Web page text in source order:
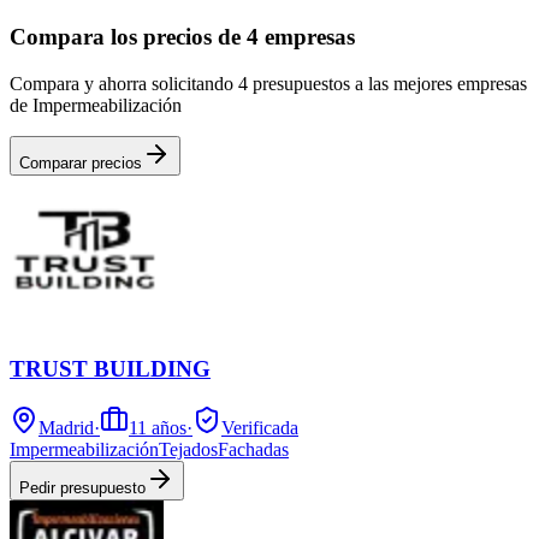
Compara los precios de 4 empresas
Compara y ahorra solicitando 4 presupuestos a las mejores empresas
de Impermeabilización
Comparar precios
TRUST BUILDING
Madrid· 11 años·
Verificada
ImpermeabilizaciónTejadosFachadas
Pedir presupuesto